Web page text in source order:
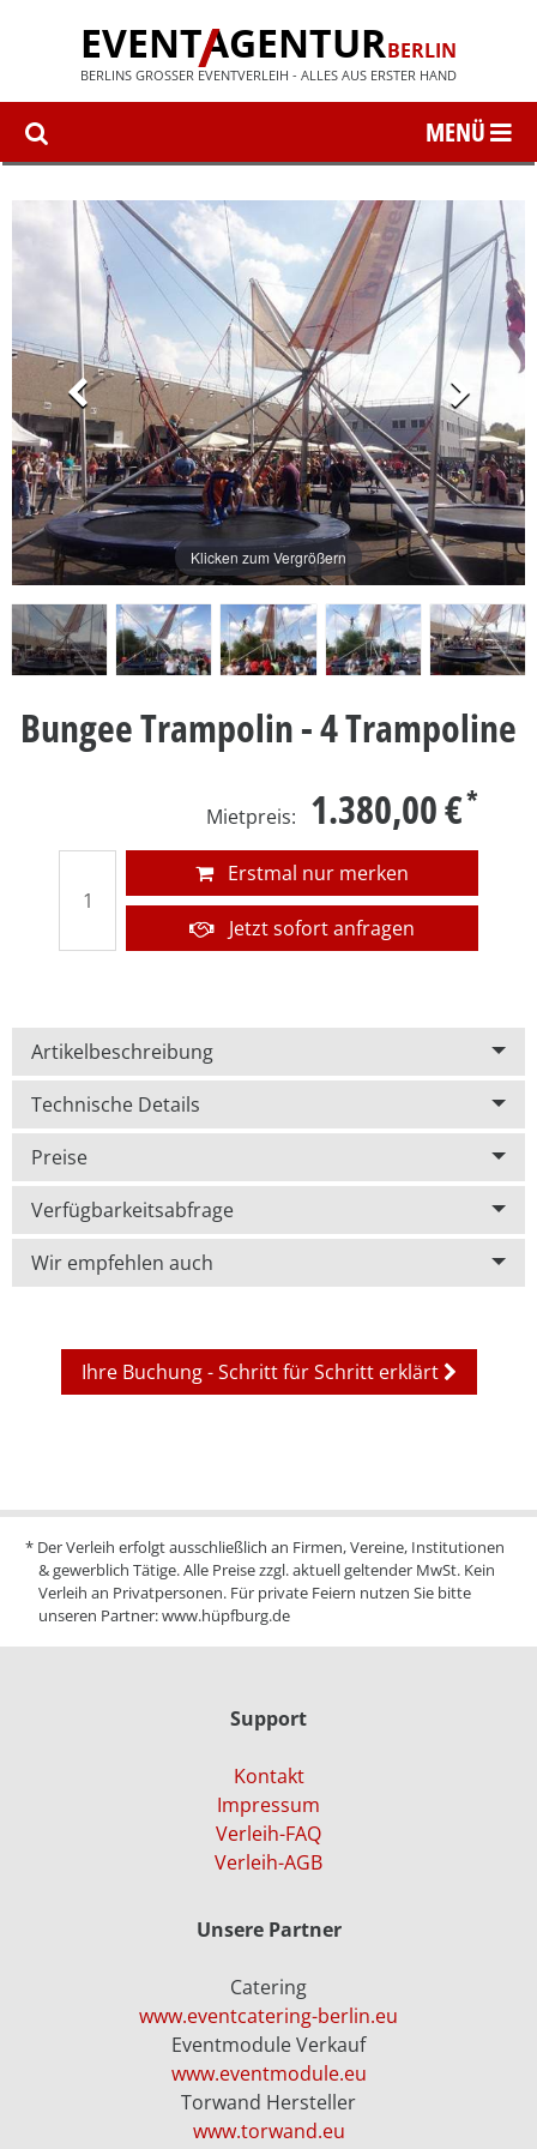
EVENTAGENTURBERLIN
BERLINS GROSSER EVENTVERLEIH - ALLES AUS ERSTER HAND
Bungee Trampolin - 4 Trampoline
1.380,00 €
Erstmal nur merken
Jetzt sofort anfragen
Klicken zum Vergrößern
Artikelbeschreibung
Technische Details
Preise
Verfügbarkeitsabfrage
Wir empfehlen auch
Ihre Buchung - Schritt für Schritt erklärt
* Der Verleih erfolgt ausschließlich an Firmen, Vereine, Institutionen
& gewerblich Tätige. Alle Preise zzgl. aktuell geltender MwSt. Kein
Verleih an Privatpersonen. Für private Feiern nutzen Sie bitte
unseren Partner:www.hüpfburg.de
Support
Kontakt
Impressum
Verleih-FAQ
Verleih-AGB
Unsere Partner
Catering
www.eventcatering-berlin.eu
Eventmodule Verkauf
www.eventmodule.eu
Torwand Hersteller
www.torwand.eu